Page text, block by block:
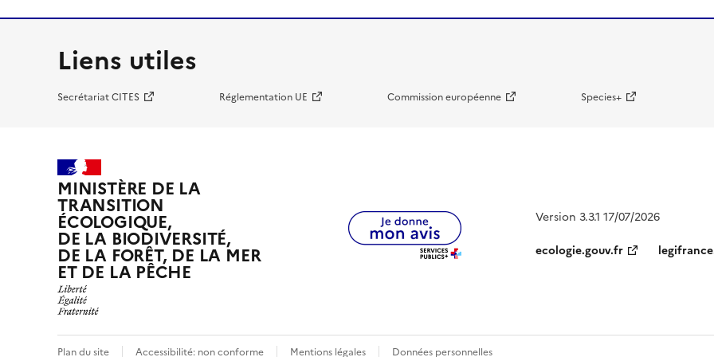
Liens utiles
Secrétariat CITES Réglementation UE Commission européenne Species+
MINISTÈRE DE LA
TRANSITION
ÉCOLOGIQUE,
DE LA BIODIVERSITÉ,
DE LA FORÊT, DE LA MER
ET DE LA PÊCHE
Version 3.3.1 17/07/2026
ecologie.gouv.fr
Plan du site Accessibilité: non conforme Mentions légales Données personnelles